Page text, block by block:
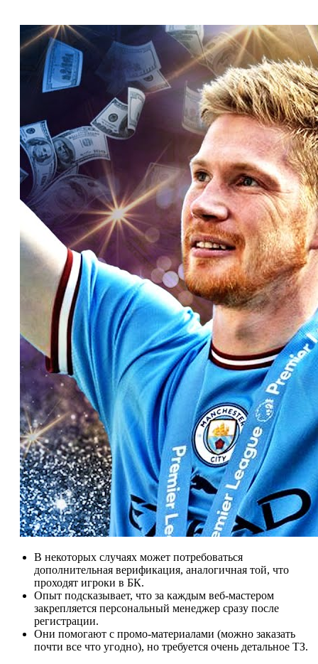
В некоторых случаях может потребоваться
дополнительная верификация, аналогичная той, что
проходят игроки в БК.
Опыт подсказывает, что за каждым веб-мастером
закрепляется персональный менеджер сразу после
регистрации.
Они помогают с промо-материалами (можно заказать
почти все что угодно), но требуется очень детальное ТЗ.